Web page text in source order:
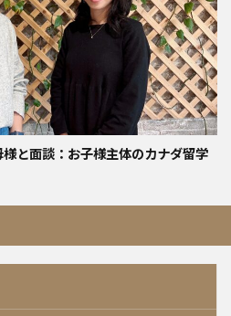
と面談：お子様主体のカナダ留学